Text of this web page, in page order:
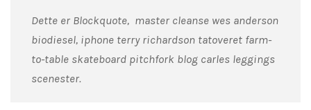
Dette er Blockquote, master cleanse wes anderson
biodiesel, iphone terry richardson tatoveret farm-
to-table skateboard pitchfork blog carles leggings
scenester.